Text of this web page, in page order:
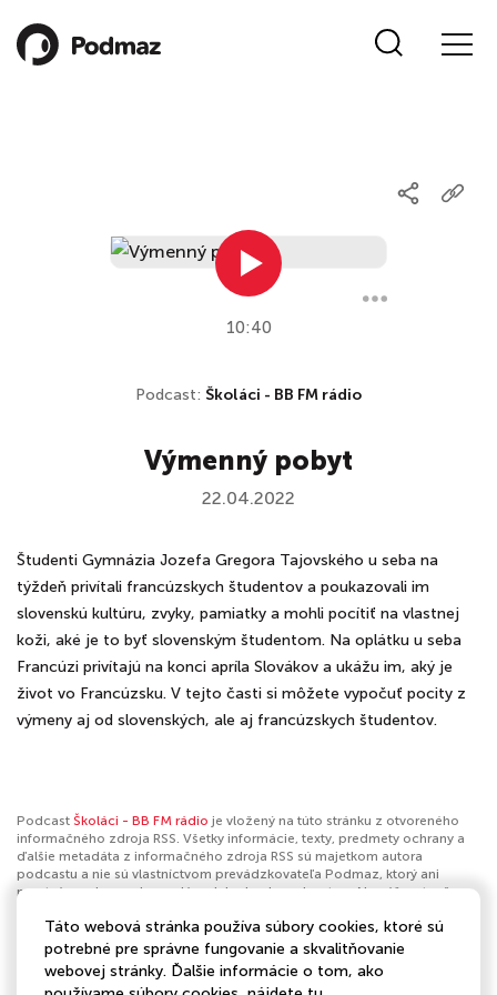
10:40
Podcast: Školáci - BB FM rádio
Výmenný pobyt
22.04.2022
Študenti Gymnázia Jozefa Gregora Tajovského u seba na
týždeň privítali francúzskych študentov a poukazovali im
slovenskú kultúru, zvyky, pamiatky a mohli pocítiť na vlastnej
koži, aké je to byť slovenským študentom. Na oplátku u seba
Francúzi privítajú na konci apríla Slovákov a ukážu im, aký je
život vo Francúzsku. V tejto časti si môžete vypočuť pocity z
výmeny aj od slovenských, ale aj francúzskych študentov.
Podcast Školáci - BB FM rádio je vložený na túto stránku z otvoreného
informačného zdroja RSS. Všetky informácie, texty, predmety ochrany a
ďalšie metadáta z informačného zdroja RSS sú majetkom autora
podcastu a nie sú vlastníctvom prevádzkovateľa Podmaz, ktorý ani
nevytvára ani nezodpovedá za ich obsah podcastov. Ak máš za to, že
nahlásiť obsah. Ak je toto tvoj podcast a chceš získať kontrolu nad týmto
profilomklikni sem.
Táto webová stránka používa súbory cookies, ktoré sú
potrebné pre správne fungovanie a skvalitňovanie
webovej stránky. Ďalšie informácie o tom, ako